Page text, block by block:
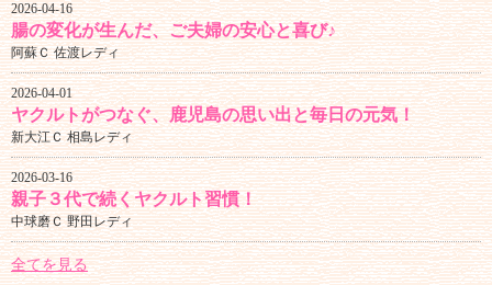
2026-04-16
腸の変化が生んだ、ご夫婦の安心と喜び♪
阿蘇Ｃ 佐渡レディ
2026-04-01
ヤクルトがつなぐ、鹿児島の思い出と毎日の元気！
新大江Ｃ 相島レディ
2026-03-16
親子３代で続くヤクルト習慣！
中球磨Ｃ 野田レディ
全てを見る